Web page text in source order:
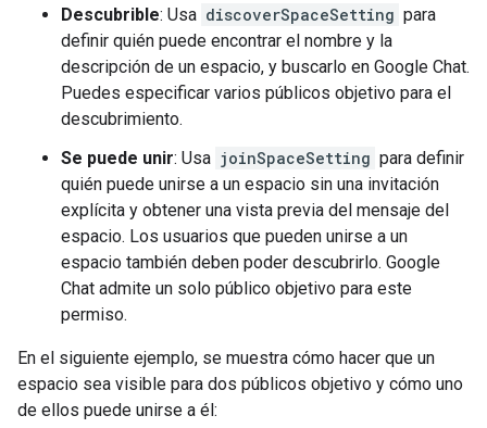
Descubrible: Usa discoverSpaceSetting para
definir quién puede encontrar el nombre y la
descripción de un espacio, y buscarlo en Google Chat.
Puedes especificar varios públicos objetivo para el
descubrimiento.
Se puede unir: Usa joinSpaceSetting para definir
quién puede unirse a un espacio sin una invitación
explícita y obtener una vista previa del mensaje del
espacio. Los usuarios que pueden unirse a un
espacio también deben poder descubrirlo. Google
Chat admite un solo público objetivo para este
permiso.
En el siguiente ejemplo, se muestra cómo hacer que un
espacio sea visible para dos públicos objetivo y cómo uno
de ellos puede unirse a él: